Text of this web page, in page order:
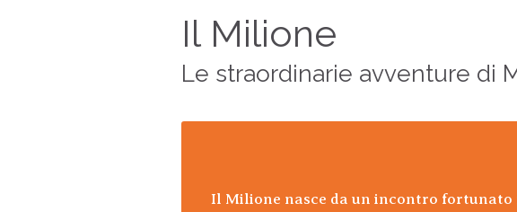
Il Milione
Le straordinarie avventure di
Il Milione nasce da un incontro fortunato